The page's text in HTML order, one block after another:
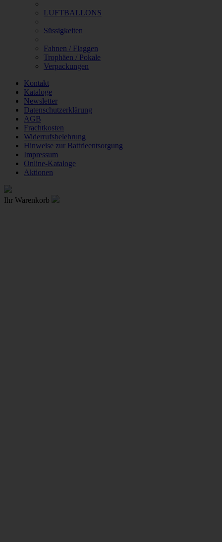
LUFTBALLONS
Süssigkeiten
Fahnen / Flaggen
Trophäen / Pokale
Verpackungen
Kontakt
Kataloge
Newsletter
Datenschutzerklärung
AGB
Frachtkosten
Widerrufsbelehrung
Hinweise zur Battrieentsorgung
Impressum
Online-Kataloge
Aktionen
Ihr Warenkorb